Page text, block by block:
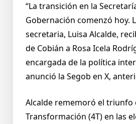
“La transición en la
Gobernación comenzó hoy.
secretaria, Luisa Alcalde,
de Cobián a Rosa Icela
encargada de la política
anunció la Segob en X,
Alcalde rememoró el triunfo
Transformación (4T) en las